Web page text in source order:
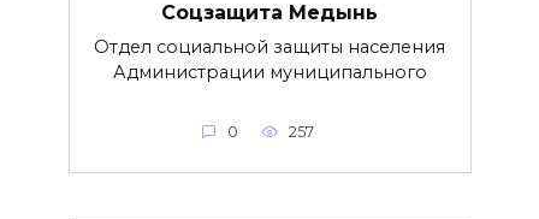
Соцзащита Медынь
Отдел социальной защиты населения
Администрации муниципального
0 257